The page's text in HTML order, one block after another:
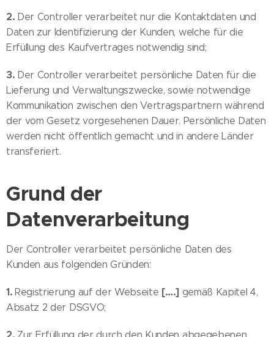
2. Der Controller verarbeitet nur die Kontaktdaten und
Daten zur Identifizierung der Kunden, welche für die
Erfüllung des Kaufvertrages notwendig sind;
3. Der Controller verarbeitet persönliche Daten für die
Lieferung und Verwaltungszwecke, sowie notwendige
Kommunikation zwischen den Vertragspartnern während
der vom Gesetz vorgesehenen Dauer. Persönliche Daten
werden nicht öffentlich gemacht und in andere Länder
transferiert.
Grund der
Datenverarbeitung
Der Controller verarbeitet persönliche Daten des
Kunden aus folgenden Gründen:
1.Registrierung auf der Webseite [….]gemäß Kapitel 4,
Absatz 2 der DSGVO;